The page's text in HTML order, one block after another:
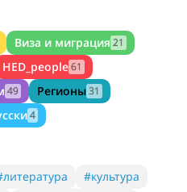
Виза и миграция 21
HED_people61
49 Регионы31
4
#культура